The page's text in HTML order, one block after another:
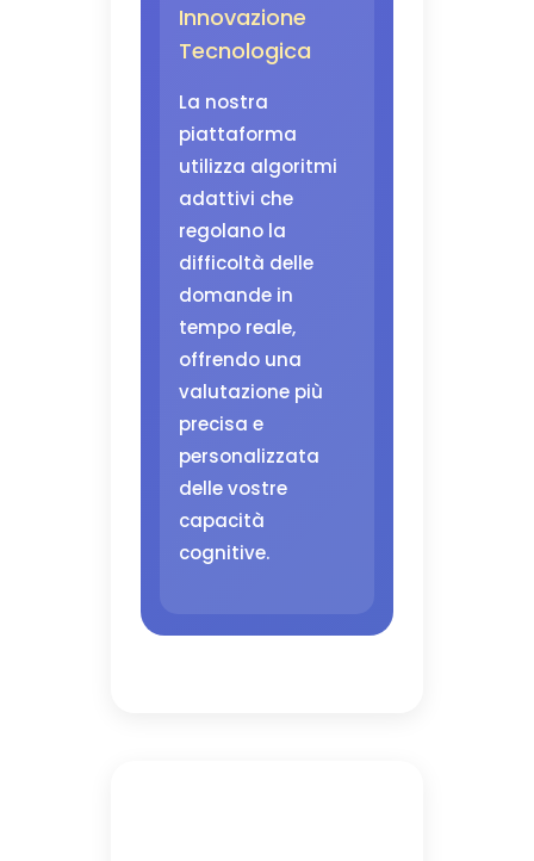
Innovazione
Tecnologica
La nostra
piattaforma
utilizza algoritmi
adattivi che
regolano la
difficoltà delle
domande in
tempo reale,
offrendo una
valutazione più
precisa e
personalizzata
delle vostre
capacità
cognitive.